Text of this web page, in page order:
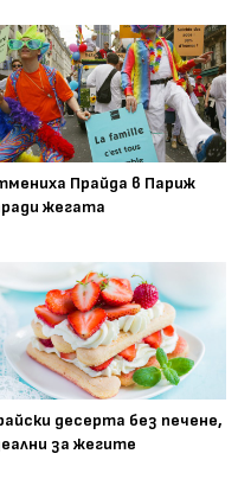
Прайда в Париж
жегата
десерта без печене,
за жегите